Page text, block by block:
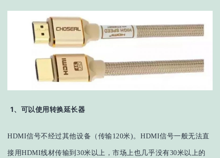
1、可以使用转换延长器
HDMI信号不经过其他设备（传输120米)。 HDMI信号一般无法直
接用HDMI线材传输到30米以上，市场上也几乎没有30米以上的